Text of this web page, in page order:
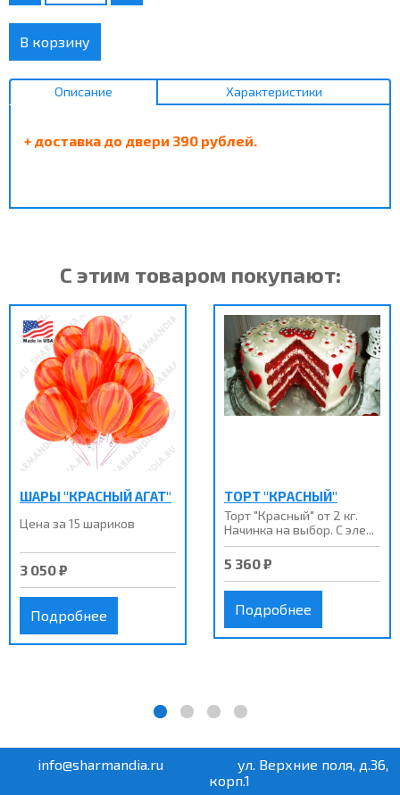
В корзину
Описание Характеристики
+ доставка до двери 390 рублей.
С этим товаром покупают:
ШАРЫ "КРАСНЫЙ АГАТ"
Цена за 15 шариков
3 050 ₽
Подробнее
ТОРТ "КРАСНЫЙ"
Торт "Красный" от 2 кг.
Начинка на выбор. С эле...
5 360 ₽
Подробнее
info@sharmandia.ru
ул. Верхние поля, д.36,
корп.1